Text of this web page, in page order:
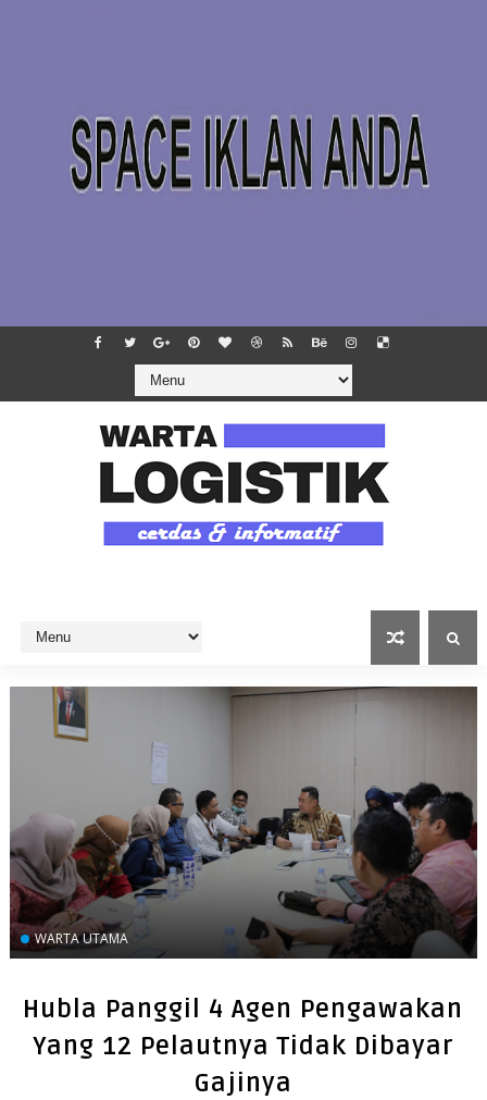
WARTA UTAMA
Hubla Panggil 4 Agen Pengawakan
Yang 12 Pelautnya Tidak Dibayar
Gajinya